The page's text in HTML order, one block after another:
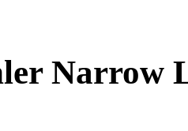
Narrow